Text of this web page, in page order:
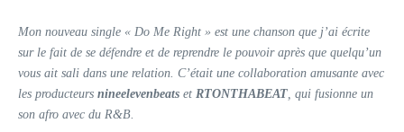
Mon nouveau single « Do Me Right » est une chanson que j’ai écrite
sur le fait de se défendre et de reprendre le pouvoir après que quelqu’un
vous ait sali dans une relation. C’était une collaboration amusante avec
les producteurs nineelevenbeats et RTONTHABEAT, qui fusionne un
son afro avec du R&B.